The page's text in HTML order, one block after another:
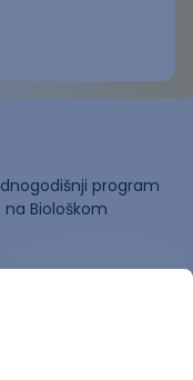
program
Biološkom
više o